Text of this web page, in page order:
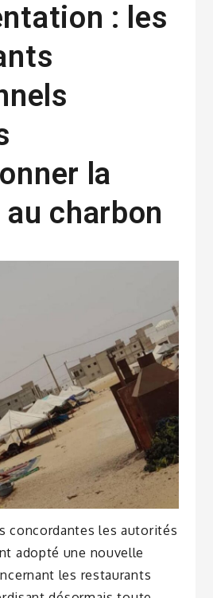
: les
la
charbon
concordantes les autorités
adopté une nouvelle
les restaurants